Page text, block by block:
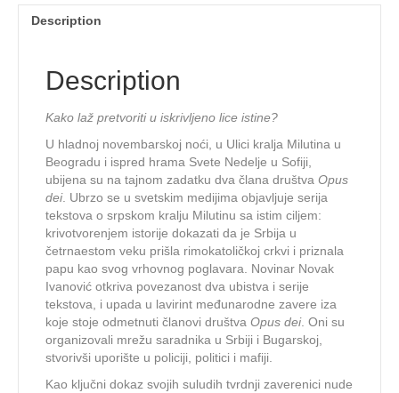
Description
Description
Kako laž pretvoriti u iskrivljeno lice istine?
U hladnoj novembarskoj noći, u Ulici kralja Milutina u
Beogradu i ispred hrama Svete Nedelje u Sofiji,
ubijena su na tajnom zadatku dva člana društva Opus
dei. Ubrzo se u svetskim medijima objavljuje serija
tekstova o srpskom kralju Milutinu sa istim ciljem:
krivotvorenjem istorije dokazati da je Srbija u
četrnaestom veku prišla rimokatoličkoj crkvi i priznala
papu kao svog vrhovnog poglavara. Novinar Novak
Ivanović otkriva povezanost dva ubistva i serije
tekstova, i upada u lavirint međunarodne zavere iza
koje stoje odmetnuti članovi društva Opus dei. Oni su
organizovali mrežu saradnika u Srbiji i Bugarskoj,
stvorivši uporište u policiji, politici i mafiji.
Kao ključni dokaz svojih suludih tvrdnji zaverenici nude